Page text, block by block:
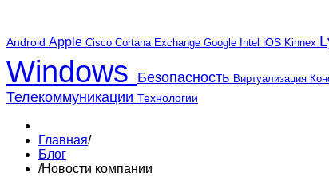
Android Apple Cisco Cortana Exchange Google Intel iOS Kinnex
Windows Безопасность Виртуализация
Телекоммуникации Технологии
Главная/
Блог
/Новости компании